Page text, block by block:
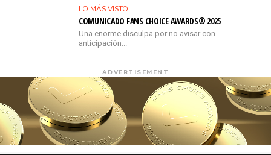
LO MÁS VISTO
COMUNICADO FANS CHOICE AWARDS® 2025
Una enorme disculpa por no avisar con
anticipación...
ADVERTISEMENT